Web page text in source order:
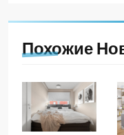
Похожие